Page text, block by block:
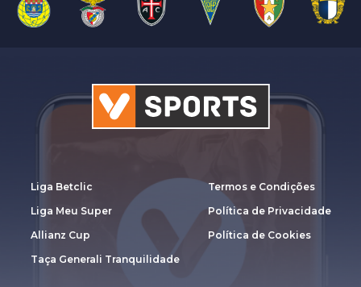
Liga Betclic
Liga Meu Super
Allianz Cup
Taça Generali Tranquilidade
Termos e Condições
Política de Privacidade
Política de Cookies